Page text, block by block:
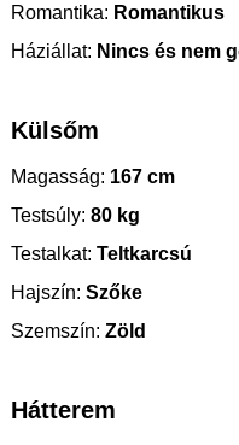
Romantika: Romantikus
Háziállat: Nincs és nem
Külsőm
Magasság: 167 cm
Testsúly: 80 kg
Testalkat: Teltkarcsú
Hajszín: Szőke
Szemszín: Zöld
Hátterem